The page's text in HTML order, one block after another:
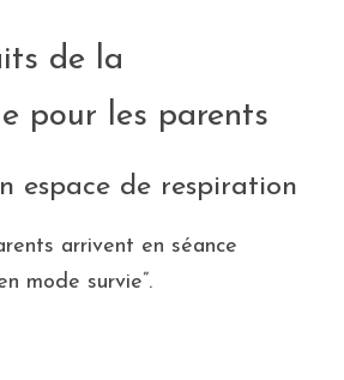
de la
pour les parents
espace de respiration
arrivent en séance
mode survie”.